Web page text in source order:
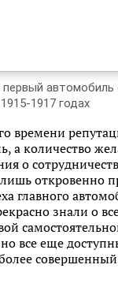
первый
1917 годах
времени
а количество
о
главного
знали о
все еще